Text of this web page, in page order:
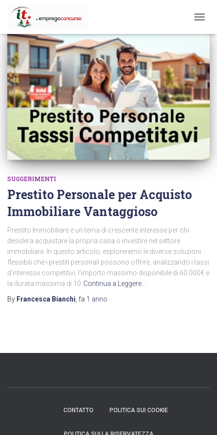
SUGGERIMENTI
Prestito Personale per Acquisto
Immobiliare Vantaggioso
Prestito Immobiliare è un tema di crescente interesse per chi
desidera acquistare la propria casa o investire nel settore
immobiliare. In questo articolo, esploreremo le diverse soluzioni
flessibili che i prestiti personali possono offrire, analizzando i tassi
d’interesse competitivi, l’importo massimo disponibile di 60.000€ e
la durata massima di 10 Continua a Leggere…
By Francesca Bianchi , fa 1 anno
CONTATTO POLITICA SUI COOKIE